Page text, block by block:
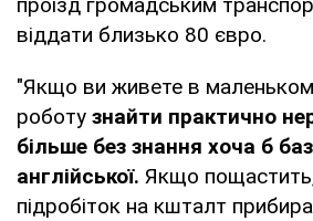
віддати близько 80 євро.
"Якщо ви живете в
роботу знайти практично
більше без знання хоча б
англійської. Якщо
підробіток на кшталт